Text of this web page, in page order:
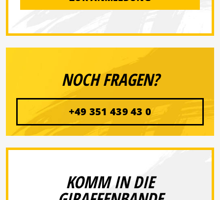
NOCH FRAGEN?
+49 351 439 43 0
KOMM IN DIE